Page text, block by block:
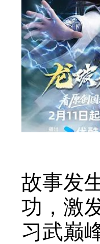
故事发
功，激
习武巅